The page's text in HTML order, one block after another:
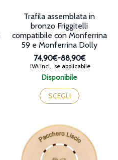
Disponibile
Trafila assemblata in
bronzo Friggitelli
compatibile con Monferrina
59 e Monferrina Dolly
74,90€-88,90€
Fascia
di
da
74,90€
IVA incl., se applicabile
SCEGLI
Questo
prodotto
ha
varianti.
Le
opzioni
possono